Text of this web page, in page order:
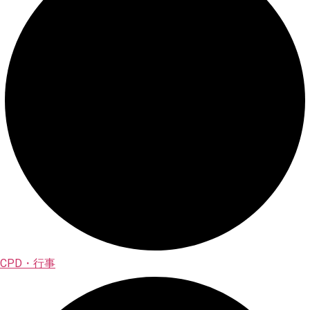
CPD・行事